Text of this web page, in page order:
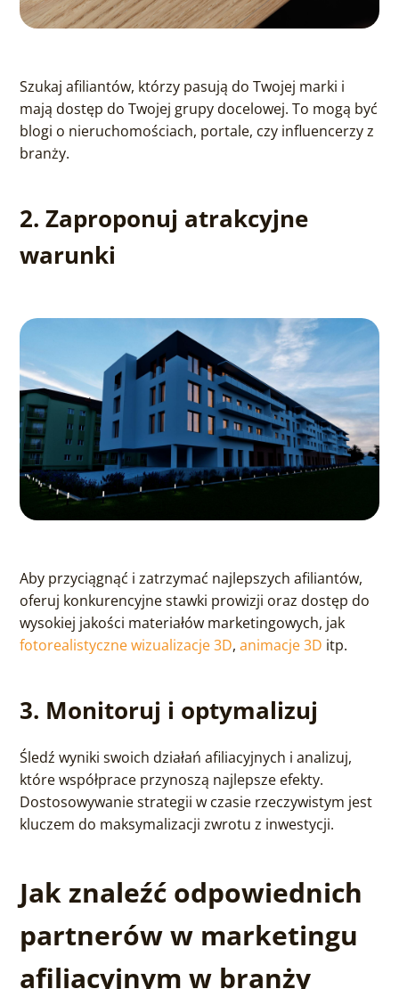
Szukaj afiliantów, którzy pasują do Twojej marki i
mają dostęp do Twojej grupy docelowej. To mogą być
blogi o nieruchomościach, portale, czy influencerzy z
branży.
2. Zaproponuj atrakcyjne
warunki
Aby przyciągnąć i zatrzymać najlepszych afiliantów,
oferuj konkurencyjne stawki prowizji oraz dostęp do
wysokiej jakości materiałów marketingowych, jak
fotorealistyczne wizualizacje 3D,animacje 3D itp.
3. Monitoruj i optymalizuj
Śledź wyniki swoich działań afiliacyjnych i analizuj,
które współprace przynoszą najlepsze efekty.
Dostosowywanie strategii w czasie rzeczywistym jest
kluczem do maksymalizacji zwrotu z inwestycji.
Jak znaleźć odpowiednich
partnerów w marketingu
afiliacyjnym w branży